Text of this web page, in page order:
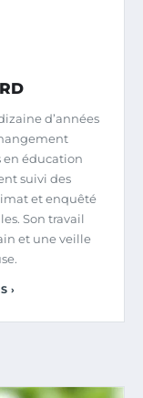
d’années
éducation
suivi des
et enquêté
Son travail
et une veille
›